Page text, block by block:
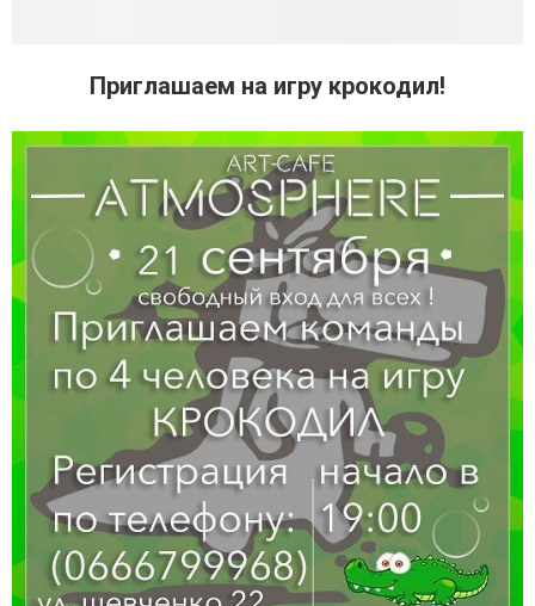
Приглашаем на игру крокодил!